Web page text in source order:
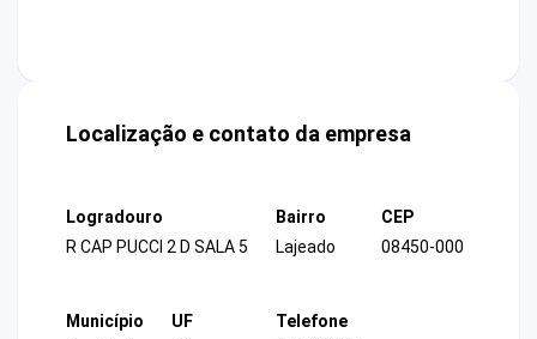
Localização e contato da empresa
Logradouro
R CAP PUCCI 2 D SALA 5
Bairro
Lajeado
CEP
08450-000
Município
UF
Telefone